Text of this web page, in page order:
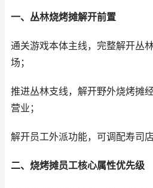
一、丛林烧烤摊解开前置
通关游戏本体主线，完整解开丛
场；
推进丛林支线，解开野外烧烤摊
营业；
解开员工外派功能，可调配寿司
二、烧烤摊员工核心属性优先级